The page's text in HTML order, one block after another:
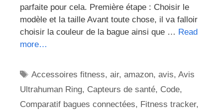
parfaite pour cela. Première étape : Choisir le
modèle et la taille Avant toute chose, il va falloir
choisir la couleur de la bague ainsi que … Read
more…
Étiquettes
Accessoires fitness,air,amazon,avis,Avis
Ultrahuman Ring, Capteurs de santé, Code,
Comparatif bagues connectées, Fitness tracker,